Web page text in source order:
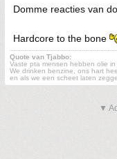
Domme reacties van
Hardcore to the bone
Quote van Tjabbo:
Vaste pta mensen hebben olie
We drinken benzine, ons hart
en als we een scheet laten
▼